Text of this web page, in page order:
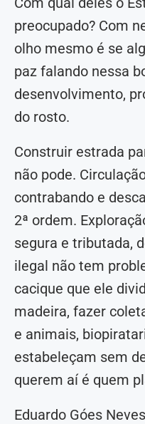
preocupado? Com
olho mesmo é se
paz falando nessa
desenvolvimento,
do rosto.
Construir estrada
não pode.
contrabando e
2ª ordem.
segura e tributada,
ilegal não tem
cacique que ele
madeira, fazer
e animais,
estabeleçam sem
querem aí é quem
Eduardo Góes